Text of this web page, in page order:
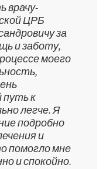
врачу-
ЦРБ
за
и заботу,
моего
путь к
легче. Я
подробно
и
помогло мне
и спокойно.